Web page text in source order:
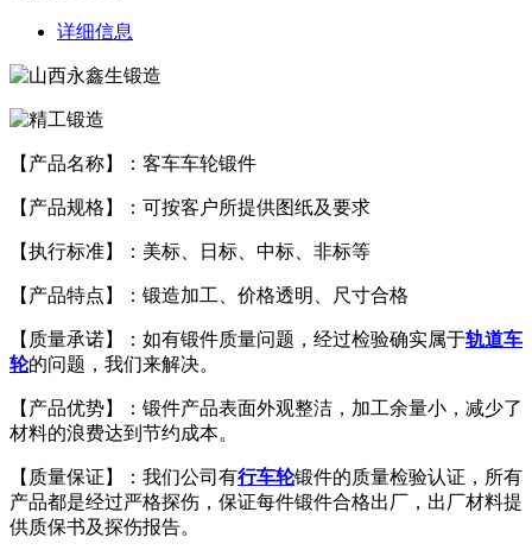
详细信息
【产品名称】：客车车轮锻件
【产品规格】：可按客户所提供图纸及要求
【执行标准】：美标、日标、中标、非标等
【产品特点】：锻造加工、价格透明、尺寸合格
【质量承诺】：如有锻件质量问题，经过检验确实属于轨道车
轮的问题，我们来解决。
【产品优势】：锻件产品表面外观整洁，加工余量小，减少了
材料的浪费达到节约成本。
【质量保证】：我们公司有行车轮锻件的质量检验认证，所有
产品都是经过严格探伤，保证每件锻件合格出厂，出厂材料提
供质保书及探伤报告。